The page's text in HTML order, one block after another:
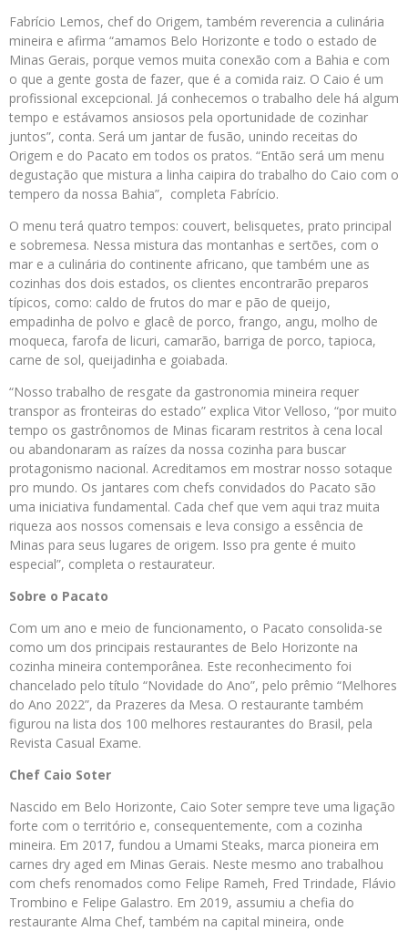
Fabrício Lemos, chef do Origem, também reverencia a culinária
mineira e afirma “amamos Belo Horizonte e todo o estado de
Minas Gerais, porque vemos muita conexão com a Bahia e com
o que a gente gosta de fazer, que é a comida raiz. O Caio é um
profissional excepcional. Já conhecemos o trabalho dele há algum
tempo e estávamos ansiosos pela oportunidade de cozinhar
juntos”, conta. Será um jantar de fusão, unindo receitas do
Origem e do Pacato em todos os pratos. “Então será um menu
degustação que mistura a linha caipira do trabalho do Caio com o
tempero da nossa Bahia”, completa Fabrício.
O menu terá quatro tempos: couvert, belisquetes, prato principal
e sobremesa. Nessa mistura das montanhas e sertões, com o
mar e a culinária do continente africano, que também une as
cozinhas dos dois estados, os clientes encontrarão preparos
típicos, como: caldo de frutos do mar e pão de queijo,
empadinha de polvo e glacê de porco, frango, angu, molho de
moqueca, farofa de licuri, camarão, barriga de porco, tapioca,
carne de sol, queijadinha e goiabada.
“Nosso trabalho de resgate da gastronomia mineira requer
transpor as fronteiras do estado” explica Vitor Velloso, “por muito
tempo os gastrônomos de Minas ficaram restritos à cena local
ou abandonaram as raízes da nossa cozinha para buscar
protagonismo nacional. Acreditamos em mostrar nosso sotaque
pro mundo. Os jantares com chefs convidados do Pacato são
uma iniciativa fundamental. Cada chef que vem aqui traz muita
riqueza aos nossos comensais e leva consigo a essência de
Minas para seus lugares de origem. Isso pra gente é muito
especial”, completa o restaurateur.
Sobre o Pacato
Com um ano e meio de funcionamento, o Pacato consolida-se
como um dos principais restaurantes de Belo Horizonte na
cozinha mineira contemporânea. Este reconhecimento foi
chancelado pelo título “Novidade do Ano”, pelo prêmio “Melhores
do Ano 2022”, da Prazeres da Mesa. O restaurante também
figurou na lista dos 100 melhores restaurantes do Brasil, pela
Revista Casual Exame.
Chef Caio Soter
Nascido em Belo Horizonte, Caio Soter sempre teve uma ligação
forte com o território e, consequentemente, com a cozinha
mineira. Em 2017, fundou a Umami Steaks, marca pioneira em
carnes dry aged em Minas Gerais. Neste mesmo ano trabalhou
com chefs renomados como Felipe Rameh, Fred Trindade, Flávio
Trombino e Felipe Galastro. Em 2019, assumiu a chefia do
restaurante Alma Chef, também na capital mineira, onde